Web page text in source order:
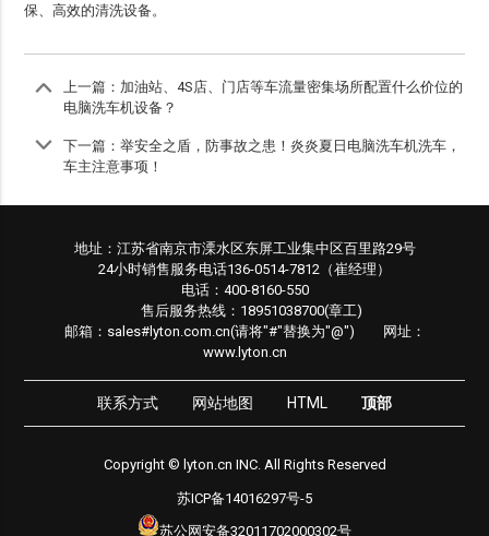
保、高效的清洗设备。
上一篇： 加油站、4S店、门店等车流量密集场所配置什么价位的
电脑洗车机设备？
下一篇：举安全之盾，防事故之患！炎炎夏日电脑洗车机洗车，
车主注意事项！
地址：江苏省南京市溧水区东屏工业集中区百里路29号
24小时销售服务电话136-0514-7812（崔经理）
电话：400-8160-550
售后服务热线：18951038700(章工)
邮箱：sales#lyton.com.cn(请将"#"替换为"@") 网址：
www.lyton.cn
联系方式 网站地图 HTML 顶部
Copyright © lyton.cn INC. All Rights Reserved
苏ICP备14016297号-5
苏公网安备32011702000302号